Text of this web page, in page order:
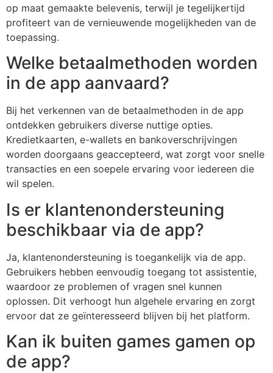
op maat gemaakte belevenis, terwijl je tegelijkertijd
profiteert van de vernieuwende mogelijkheden van de
toepassing.
Welke betaalmethoden worden
in de app aanvaard?
Bij het verkennen van de betaalmethoden in de app
ontdekken gebruikers diverse nuttige opties.
Kredietkaarten, e-wallets en bankoverschrijvingen
worden doorgaans geaccepteerd, wat zorgt voor snelle
transacties en een soepele ervaring voor iedereen die
wil spelen.
Is er klantenondersteuning
beschikbaar via de app?
Ja, klantenondersteuning is toegankelijk via de app.
Gebruikers hebben eenvoudig toegang tot assistentie,
waardoor ze problemen of vragen snel kunnen
oplossen. Dit verhoogt hun algehele ervaring en zorgt
ervoor dat ze geïnteresseerd blijven bij het platform.
Kan ik buiten games gamen op
de app?